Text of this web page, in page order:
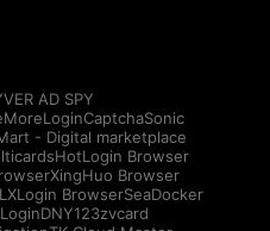
AD SPY
MoreLoginCaptchaSonic
- Digital marketplace
HotLogin Browser
XingHuo Browser
XLogin BrowserSeaDocker
DNY123zvcard